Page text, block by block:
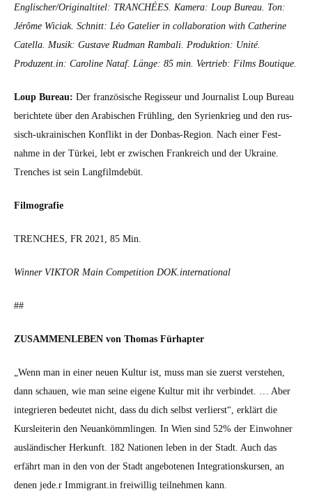
Englischer/Originaltitel: TRANCHÉES. Kam­era: Loup Bureau. Ton:
Jérôme Wici­ak. Schnitt: Léo Gate­lier in col­lab­o­ra­tion with Cather­ine
Catel­la. Musik: Gus­tave Rud­man Ram­bali. Pro­duk­tion: Unité.
Produzent.in: Car­o­line Nataf. Länge: 85 min. Ver­trieb: Films Bou­tique.
Loup Bureau: Der franzö­sis­che Regis­seur und Jour­nal­ist Loup Bureau
berichtete über den Ara­bis­chen Früh­ling, den Syrienkrieg und den rus­
sisch-ukrainis­chen Kon­flikt in der Don­bas-Region. Nach ein­er Fes­t­
nahme in der Türkei, lebt er zwis­chen Frankre­ich und der Ukraine.
Trench­es ist sein Lang­filmde­büt.
Fil­mo­grafie
TRENCHES, FR 2021, 85 Min.
Win­ner VIKTOR Main Com­pe­ti­tion DOK.international
##
ZUSAMMENLEBEN von Thomas Fürhap­ter
„Wenn man in ein­er neuen Kul­tur ist, muss man sie zuerst ver­ste­hen,
dann schauen, wie man seine eigene Kul­tur mit ihr verbindet. … Aber
inte­gri­eren bedeutet nicht, dass du dich selb­st ver­lierst“, erk­lärt die
Kurslei­t­erin den Neuankömm­lin­gen. In Wien sind 52% der Ein­wohn­er
aus­ländis­ch­er Herkun­ft. 182 Natio­nen leben in der Stadt. Auch das
erfährt man in den von der Stadt ange­bote­nen Inte­gra­tionskursen, an
denen jede.r Immigrant.in frei­willig teil­nehmen kann.